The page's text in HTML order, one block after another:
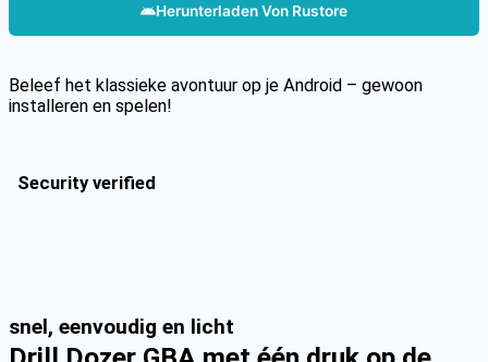
Herunterladen Von Rustore
Beleef het klassieke avontuur op je Android – gewoon
installeren en spelen!
Security verified
snel, eenvoudig en licht